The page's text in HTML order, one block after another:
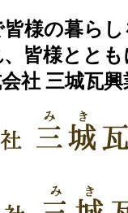
様の暮ら
皆様ととも
社 三城瓦興